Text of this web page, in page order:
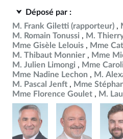
Déposé par :
M. Frank Giletti (rapporteur)
M. Romain Tonussi
M.
Mme Gisèle Lelouis
Mme
M. Thibaut Monnier
Mme
M. Julien Limongi
Mme
Mme Nadine Lechon
M.
M. Pascal Jenft
Mme
Mme Florence Goulet
M.